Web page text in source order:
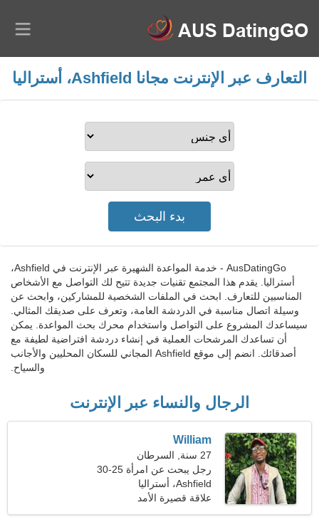
التعارف عبر الإنترنت مجانا Ashfield، أستراليا
AusDatingGo - خدمة المواعدة الشهيرة عبر الإنترنت في Ashfield،
أستراليا. يقدم هذا المجتمع تقنيات جديدة تتيح لك التواصل مع الأشخاص
المناسبين للتعارف. ابحث في الملفات الشخصية للمشاركين، وابحث عن
وسيلة اتصال مناسبة في الدردشة العامة، وتعرف على صديقك المثالي.
سيساعدك المشروع على التواصل واستخدام محرك بحث المواعدة. يمكن
أن تساعدك المرشحات العملية في إنشاء دردشة افتراضية لطيفة مع
أصدقائك. انضم إلى موقع Ashfield المجاني للسكان المحليين والأجانب
والسياح.
الرجال والنساء عبر الإنترنت
William
27 سنة, السرطان
رجل يبحث عن امرأة 25-30
Ashfield، أستراليا
علاقة قصيرة الأمد